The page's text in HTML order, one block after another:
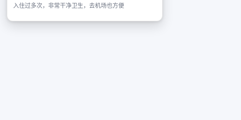
入住过多次，非常干净卫生，去机场也方便